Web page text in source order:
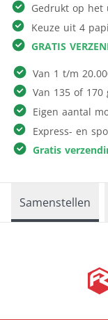
Gedrukt op het
Keuze uit 4
GRATIS
Van 1 t/m
Van 135 of 170
Eigen aantal
Express- en
Gratis
Samenstellen